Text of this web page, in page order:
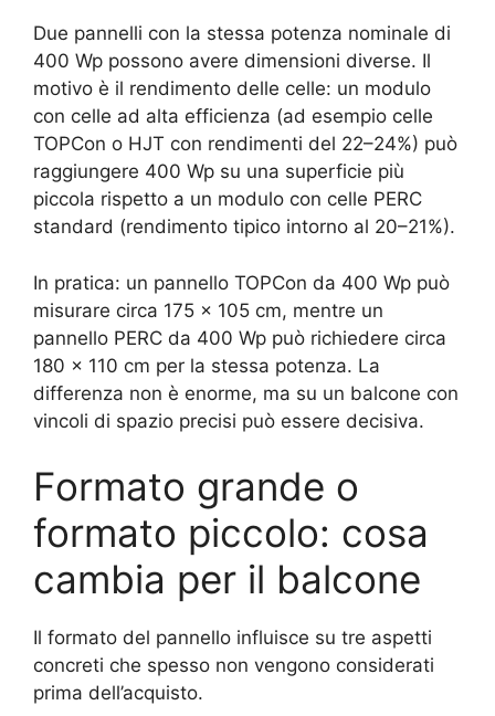
Due pannelli con la stessa potenza nominale di
400 Wp possono avere dimensioni diverse. Il
motivo è il rendimento delle celle: un modulo
con celle ad alta efficienza (ad esempio celle
TOPCon o HJT con rendimenti del 22–24%) può
raggiungere 400 Wp su una superficie più
piccola rispetto a un modulo con celle PERC
standard (rendimento tipico intorno al 20–21%).
In pratica: un pannello TOPCon da 400 Wp può
misurare circa 175 × 105 cm, mentre un
pannello PERC da 400 Wp può richiedere circa
180 × 110 cm per la stessa potenza. La
differenza non è enorme, ma su un balcone con
vincoli di spazio precisi può essere decisiva.
Formato grande o
formato piccolo: cosa
cambia per il balcone
Il formato del pannello influisce su tre aspetti
concreti che spesso non vengono considerati
prima dell’acquisto.